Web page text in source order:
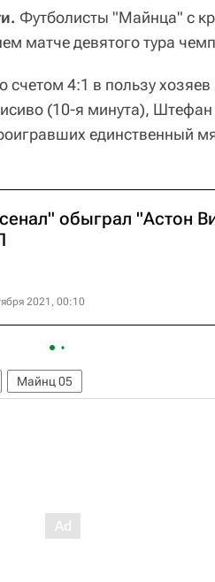
Футболисты "Майнца" с
матче девятого тура
4:1 в пользу хозяев
(10-я минута), Штефан
единственный
обыграл "Астон
2021, 00:10
Майнц 05